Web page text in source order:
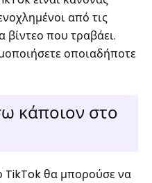
από τις
βίντεο που τραβάει.
οποιαδήποτε
κάποιον στο
TikTok θα μπορούσε να